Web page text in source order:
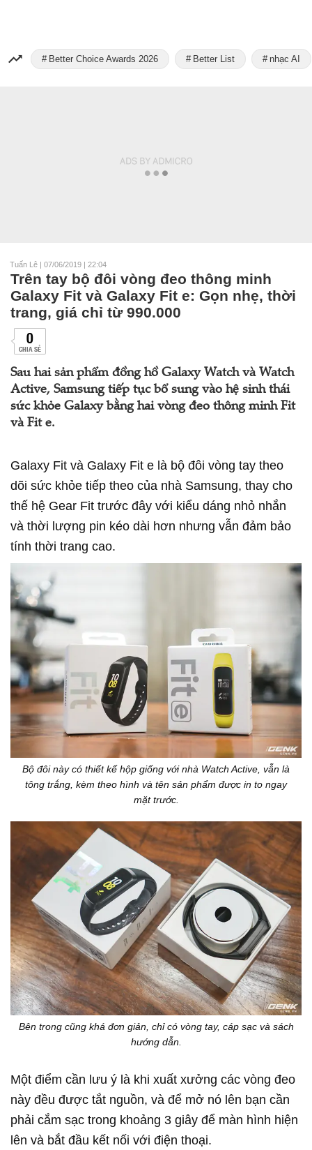
Better Choice Awards 2026 Better List nhạc AI
Tuấn Lê | 07/06/2019 | 22:04
Trên tay bộ đôi vòng đeo thông minh
Galaxy Fit và Galaxy Fit e: Gọn nhẹ, thời
trang, giá chỉ từ 990.000
0
CHIA SẺ
Sau hai sản phẩm đồng hồ Galaxy Watch và Watch
Active, Samsung tiếp tục bổ sung vào hệ sinh thái
sức khỏe Galaxy bằng hai vòng đeo thông minh Fit
và Fit e.
Galaxy Fit và Galaxy Fit e là bộ đôi vòng tay theo
dõi sức khỏe tiếp theo của nhà Samsung, thay cho
thế hệ Gear Fit trước đây với kiểu dáng nhỏ nhắn
và thời lượng pin kéo dài hơn nhưng vẫn đảm bảo
tính thời trang cao.
Bộ đôi này có thiết kế hộp giống với nhà Watch Active, vẫn là
tông trắng, kèm theo hình và tên sản phẩm được in to ngay
mặt trước.
Bên trong cũng khá đơn giản, chỉ có vòng tay, cáp sạc và sách
hướng dẫn.
Một điểm cần lưu ý là khi xuất xưởng các vòng đeo
này đều được tắt nguồn, và để mở nó lên bạn cần
phải cắm sạc trong khoảng 3 giây để màn hình hiện
lên và bắt đầu kết nối với điện thoại.